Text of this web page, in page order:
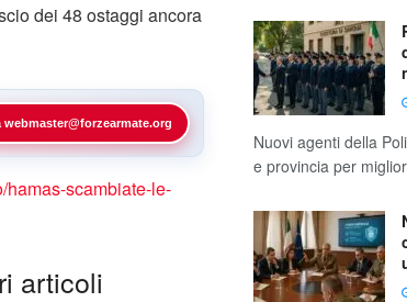
dei 48 ostaggi ancora
webmaster@forzearmate.org
hamas-scambiate-le-
articoli
Nuovi agenti della
e provincia per